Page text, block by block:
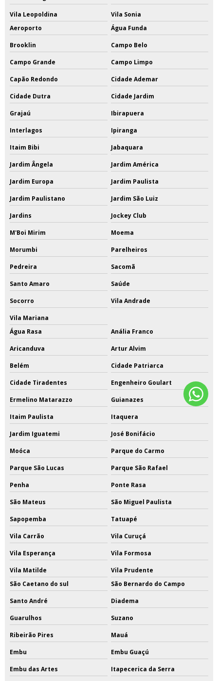
Vila Leopoldina
Vila Sonia
Aeroporto
Água Funda
Brooklin Campo Belo
Campo Grande Campo Limpo
Capão Redondo Cidade Ademar
Cidade Dutra Cidade Jardim
Grajaú Ibirapuera
Interlagos Ipiranga
Itaim Bibi Jabaquara
Jardim Ângela Jardim América
Jardim Europa Jardim Paulista
Jardim Paulistano Jardim São Luiz
Jardins Jockey Club
M'Boi Mirim Moema
Morumbi Parelheiros
Pedreira Sacomã
Santo Amaro Saúde
Socorro Vila Andrade
Vila Mariana
Água Rasa
Anália Franco
Aricanduva Artur Alvim
Belém Cidade Patriarca
Cidade Tiradentes Engenheiro Goulart
Ermelino Matarazzo Guianazes
Itaim Paulista Itaquera
Jardim Iguatemi José Bonifácio
Moóca Parque do Carmo
Parque São Lucas Parque São Rafael
Penha Ponte Rasa
São Mateus São Miguel Paulista
Sapopemba Tatuapé
Vila Carrão Vila Curuçá
Vila Esperança Vila Formosa
Vila Matilde
Vila Prudente
São Caetano do sul
São Bernardo do Campo
Santo André Diadema
Guarulhos Suzano
Ribeirão Pires Mauá
Embu Embu Guaçú
Embu das Artes Itapecerica da Serra